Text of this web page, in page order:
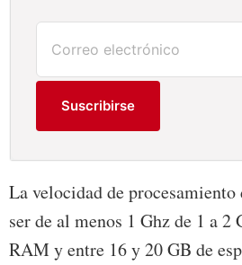
Suscribirse
La velocidad de procesamiento
ser de al menos 1 Ghz de 1 a 2
RAM y entre 16 y 20 GB de